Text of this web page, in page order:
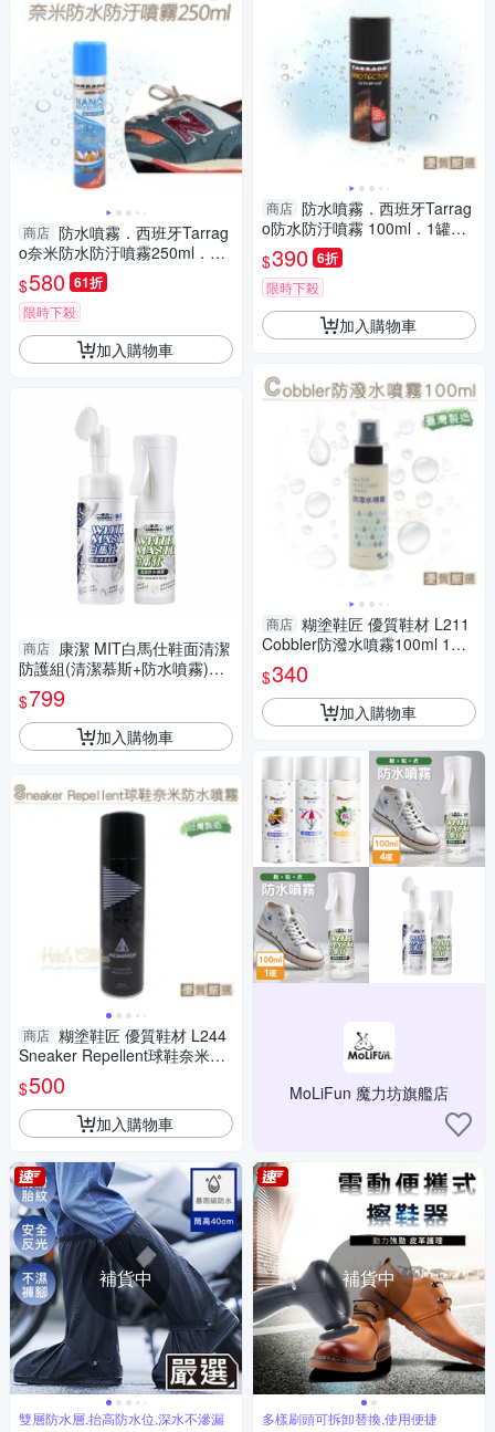
商店 防水噴霧．西班牙Tarrag
o奈米防水防汙噴霧250ml．1
罐【鞋鞋俱樂部】【906-L28】
$580 61折
限時下殺
加入購物車
商店 康潔 MIT白馬仕鞋面清潔
防護組(清潔慕斯+防水噴霧)
【MP0393+MP0397】(SP033
5)
$799
加入購物車
商店 糊塗鞋匠 優質鞋材 L244
Sneaker Repellent球鞋奈米防
水噴霧250ml 1罐 台灣製造 鞋
子噴霧 鞋子防水
$500
加入購物車
補貨中
雙層防水層,抬高防水位,深水不滲漏
商店 防水噴霧．西班牙Tarrag
o防水防汙噴霧 100ml．1罐
【鞋鞋俱樂部】【906-L208】
$390 6折
限時下殺
加入購物車
商店 糊塗鞋匠 優質鞋材 L211
Cobbler防潑水噴霧100ml 1瓶
防水噴霧 防水防汙噴霧 皮革防
水噴劑
$340
加入購物車
MoLiFun 魔力坊旗艦店
補貨中
多樣刷頭可拆卸替換,使用便捷